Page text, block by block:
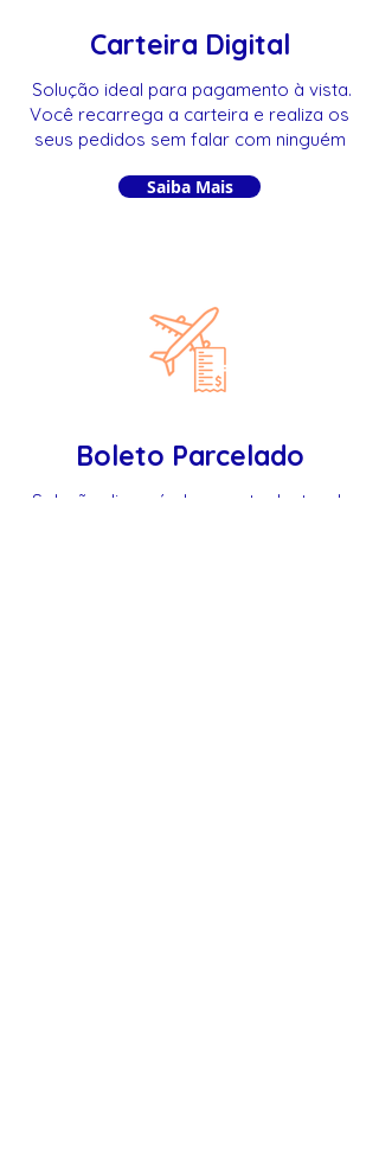
Carteira Digital
Solução ideal para pagamento à vista.
Você recarrega a carteira e realiza os
seus pedidos sem falar com ninguém
Saiba Mais
Boleto Parcelado
Solução disponível somente dentro da